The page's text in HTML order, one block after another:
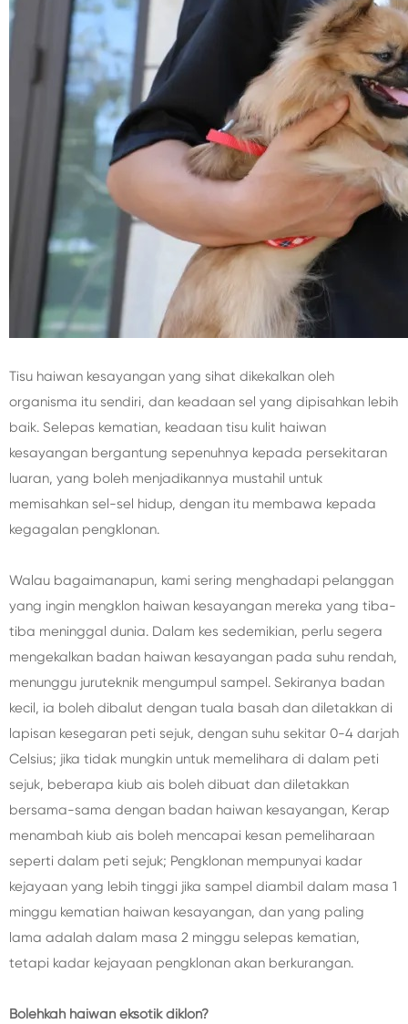
Tisu haiwan kesayangan yang sihat dikekalkan oleh
organisma itu sendiri, dan keadaan sel yang dipisahkan lebih
baik. Selepas kematian, keadaan tisu kulit haiwan
kesayangan bergantung sepenuhnya kepada persekitaran
luaran, yang boleh menjadikannya mustahil untuk
memisahkan sel-sel hidup, dengan itu membawa kepada
kegagalan pengklonan.
Walau bagaimanapun, kami sering menghadapi pelanggan
yang ingin mengklon haiwan kesayangan mereka yang tiba-
tiba meninggal dunia. Dalam kes sedemikian, perlu segera
mengekalkan badan haiwan kesayangan pada suhu rendah,
menunggu juruteknik mengumpul sampel. Sekiranya badan
kecil, ia boleh dibalut dengan tuala basah dan diletakkan di
lapisan kesegaran peti sejuk, dengan suhu sekitar 0-4 darjah
Celsius; jika tidak mungkin untuk memelihara di dalam peti
sejuk, beberapa kiub ais boleh dibuat dan diletakkan
bersama-sama dengan badan haiwan kesayangan, Kerap
menambah kiub ais boleh mencapai kesan pemeliharaan
seperti dalam peti sejuk; Pengklonan mempunyai kadar
kejayaan yang lebih tinggi jika sampel diambil dalam masa 1
minggu kematian haiwan kesayangan, dan yang paling
lama adalah dalam masa 2 minggu selepas kematian,
tetapi kadar kejayaan pengklonan akan berkurangan.
Bolehkah haiwan eksotik diklon?